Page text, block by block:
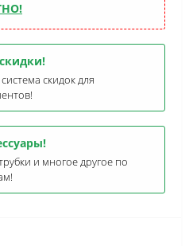
скидок для
и многое другое по